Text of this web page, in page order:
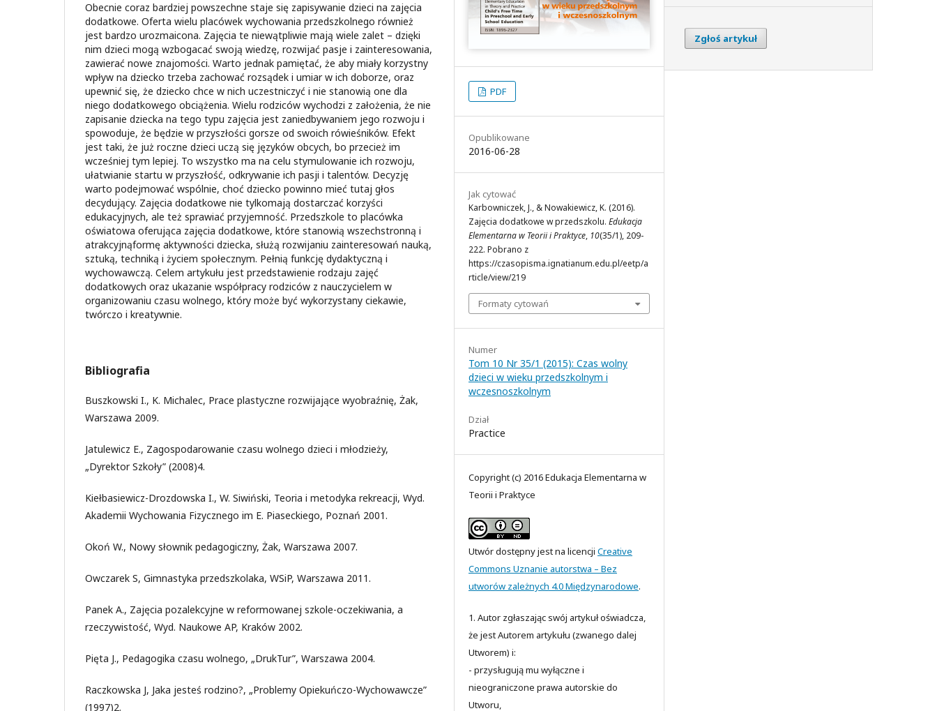
Obecnie coraz bardziej powszechne staje się zapisywanie dzieci na zajęcia
dodatkowe. Oferta wielu placówek wychowania przedszkolnego również
jest bardzo urozmaicona. Zajęcia te niewątpliwie mają wiele zalet – dzięki
nim dzieci mogą wzbogacać swoją wiedzę, rozwijać pasje i zainteresowania,
zawierać nowe znajomości. Warto jednak pamiętać, że aby miały korzystny
wpływ na dziecko trzeba zachować rozsądek i umiar w ich doborze, oraz
upewnić się, że dziecko chce w nich uczestniczyć i nie stanowią one dla
niego dodatkowego obciążenia. Wielu rodziców wychodzi z założenia, że nie
zapisanie dziecka na tego typu zajęcia jest zaniedbywaniem jego rozwoju i
spowoduje, że będzie w przyszłości gorsze od swoich rówieśników. Efekt
jest taki, że już roczne dzieci uczą się języków obcych, bo przecież im
wcześniej tym lepiej. To wszystko ma na celu stymulowanie ich rozwoju,
ułatwianie startu w przyszłość, odkrywanie ich pasji i talentów. Decyzję
warto podejmować wspólnie, choć dziecko powinno mieć tutaj głos
decydujący. Zajęcia dodatkowe nie tylkomają dostarczać korzyści
edukacyjnych, ale też sprawiać przyjemność. Przedszkole to placówka
oświatowa oferująca zajęcia dodatkowe, które stanowią wszechstronną i
atrakcyjnąformę aktywności dziecka, służą rozwijaniu zainteresowań nauką,
sztuką, techniką i życiem społecznym. Pełnią funkcję dydaktyczną i
wychowawczą. Celem artykułu jest przedstawienie rodzaju zajęć
dodatkowych oraz ukazanie współpracy rodziców z nauczycielem w
organizowaniu czasu wolnego, który może być wykorzystany ciekawie,
twórczo i kreatywnie.
Bibliografia
Buszkowski I., K. Michalec, Prace plastyczne rozwijające wyobraźnię, Żak,
Warszawa 2009.
Jatulewicz E., Zagospodarowanie czasu wolnego dzieci i młodzieży,
„Dyrektor Szkoły” (2008)4.
Kiełbasiewicz-Drozdowska I., W. Siwiński, Teoria i metodyka rekreacji, Wyd.
Akademii Wychowania Fizycznego im E. Piaseckiego, Poznań 2001.
Okoń W., Nowy słownik pedagogiczny, Żak, Warszawa 2007.
Owczarek S, Gimnastyka przedszkolaka, WSiP, Warszawa 2011.
Panek A., Zajęcia pozalekcyjne w reformowanej szkole-oczekiwania, a
rzeczywistość, Wyd. Naukowe AP, Kraków 2002.
Pięta J., Pedagogika czasu wolnego, „DrukTur”, Warszawa 2004.
Raczkowska J, Jaka jesteś rodzino?, „Problemy Opiekuńczo-Wychowawcze”
(1997)2.
PDF
Opublikowane
2016-06-28
Jak cytować
Karbowniczek, J., & Nowakiewicz, K. (2016).
Zajęcia dodatkowe w przedszkolu. Edukacja
Elementarna w Teorii i Praktyce, 10(35/1), 209-
222. Pobrano z
https://czasopisma.ignatianum.edu.pl/eetp/a
rticle/view/219
Formaty cytowań
Numer
Tom 10 Nr 35/1 (2015): Czas wolny
dzieci w wieku przedszkolnym i
wczesnoszkolnym
Dział
Practice
Copyright (c) 2016 Edukacja Elementarna w
Teorii i Praktyce
Utwór dostępny jest na licencji Creative
Commons Uznanie autorstwa – Bez
utworów zależnych 4.0 Międzynarodowe.
1. Autor zgłaszając swój artykuł oświadcza,
że jest Autorem artykułu (zwanego dalej
Utworem) i:
- przysługują mu wyłączne i
nieograniczone prawa autorskie do
Utworu,
Zgłoś artykuł